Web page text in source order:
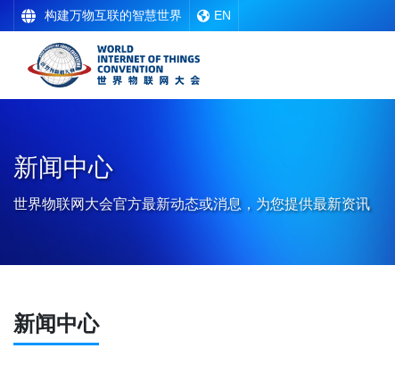
构建万物互联的智慧世界 EN
新闻中心
世界物联网大会官方最新动态或消息，为您提供最新资讯
新闻中心